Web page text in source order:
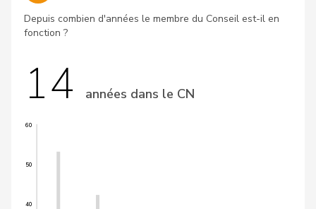
Depuis combien d'années le membre du Conseil est-il en
fonction ?
14 années dans le CN
40
50
60